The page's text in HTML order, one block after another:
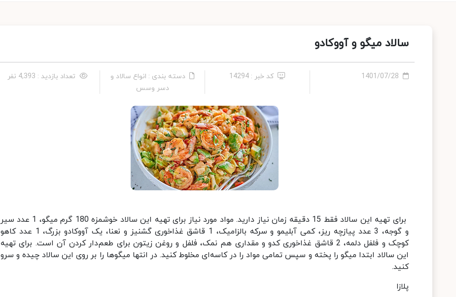
سالاد میگو و آووکادو
1401/07/28 کد خبر : 14294
دسته بندی : انواع سالاد و
دسر وسس
تعداد بازدید : 4,393 نفر
برای تهیه این سالاد فقط 15 دقیقه زمان نیاز دارید. مواد مورد نیاز برای تهیه این سالاد خوشمزه 180 گرم میگو، 1 عدد سیر
و گوجه، 3 عدد پیازچه ریز، کمی آبلیمو و سرکه بالزامیک، 1 قاشق غذاخوری گشنیز و نعنا، یک آووکادو بزرگ، 1 عدد کاهو
کوچک و فلفل دلمه، 2 قاشق غذاخوری کدو و مقداری هم نمک، فلفل و روغن زیتون برای طعم‌دار کردن آن است. برای تهیه
این سالاد ابتدا میگو را پخته و سپس تمامی مواد را در کاسه‌ای مخلوط کنید. در انتها میگوها را بر روی این سالاد چیده و سرو
کنید.
پلازا